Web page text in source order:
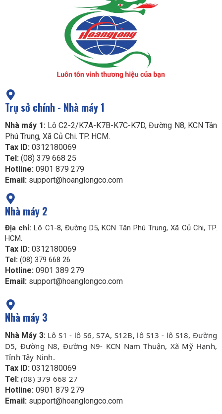
Trụ sở chính - Nhà máy 1
Nhà máy 1:Lô C2-2/K7A-K7B-K7C-K7D, Đường N8, KCN Tân
Phú Trung, Xã Củ Chi. TP. HCM.
Tax ID: 0312180069
Tel: (08) 379 668 25
Hotline: 0901 879 279
Email: support@hoanglongco.com
Nhà máy 2
Địa chỉ: Lô C1-8, Đường D5, KCN Tân Phú Trung, Xã Củ Chi, TP.
HCM.
Tax ID: 0312180069
Tel: (08) 379 668 26
Hotline: 0901 389 279
Email: support@hoanglongco.com
Nhà máy 3
Nhà Máy 3: Lô S1 - lô S6, S7A, S12B, lô S13 - lô S18, Đường
D5, Đường N8, Đường N9- KCN Nam Thuận, Xã Mỹ Hạnh,
Tỉnh Tây Ninh.
Tax ID: 0312180069
Tel: (08) 379 668 27
Hotline: 0901 879 279
Email: support@hoanglongco.com